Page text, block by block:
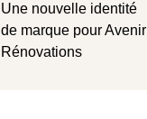
Une nouvelle identité
de marque pour Avenir
Rénovations